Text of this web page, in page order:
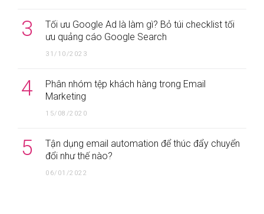
3
Tối ưu Google Ad là làm gì? Bỏ túi checklist tối
ưu quảng cáo Google Search
31/10/2023
4
Phân nhóm tệp khách hàng trong Email
Marketing
15/08/2020
5
Tận dụng email automation để thúc đẩy chuyển
đổi như thế nào?
06/01/2022